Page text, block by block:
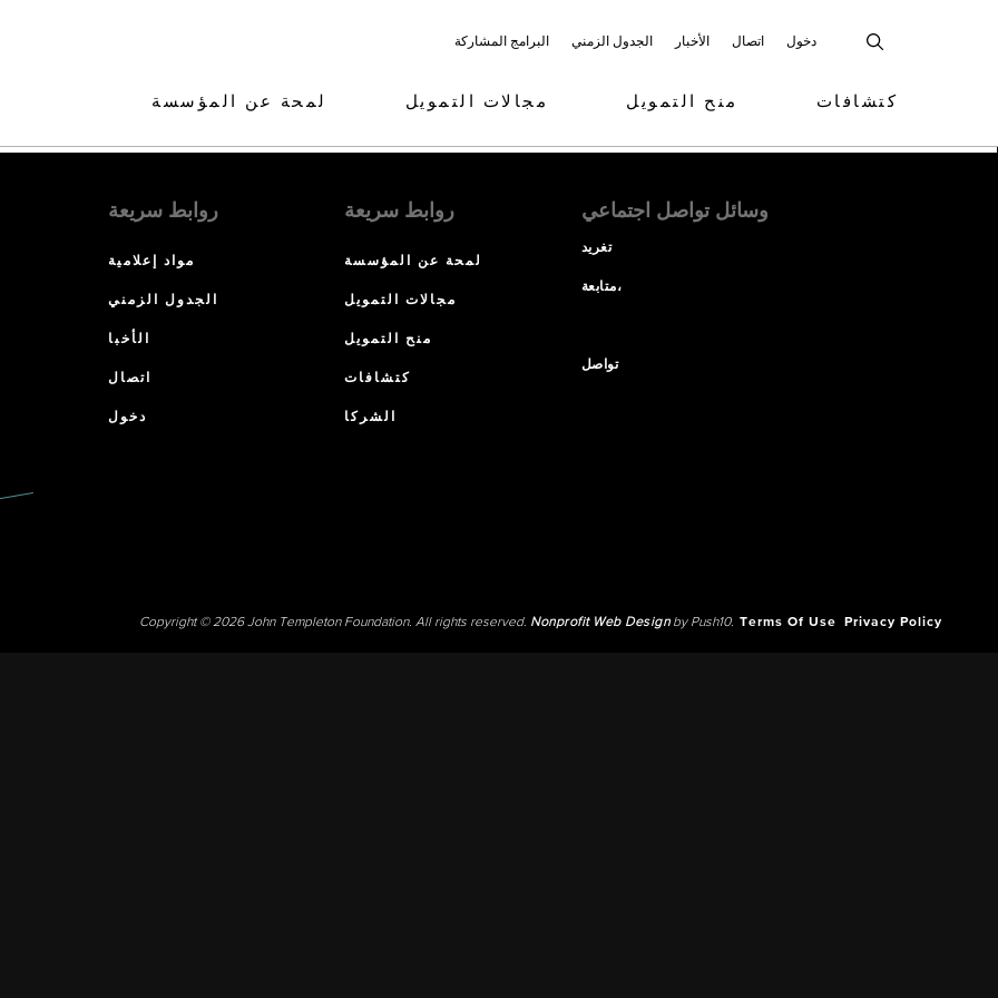
البرامج المشاركة الجدول الزمني الأخبار اتصال دخول
لمحة عن المؤسسة مجالات التمويل منح التمويل كتشافات
روابط سريعة
مواد إعلامية
الجدول الزمني
الأخبا
اتصال
دخول
روابط سريعة
لمحة عن المؤسسة
مجالات التمويل
منح التمويل
كتشافات
الشركا
وسائل تواصل اجتماعي
تغريد
متابعة،
تواصل
Copyright © 2026 John Templeton Foundation. All rights reserved. Nonprofit Web Designby Push10. Terms Of Use Privacy Policy